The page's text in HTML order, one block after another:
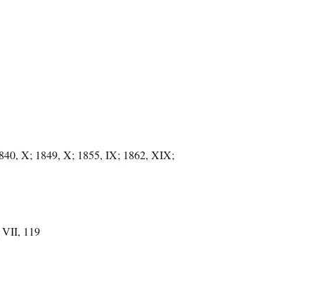
X; 1849, X; 1855, IX; 1862, XIX;
VII, 119